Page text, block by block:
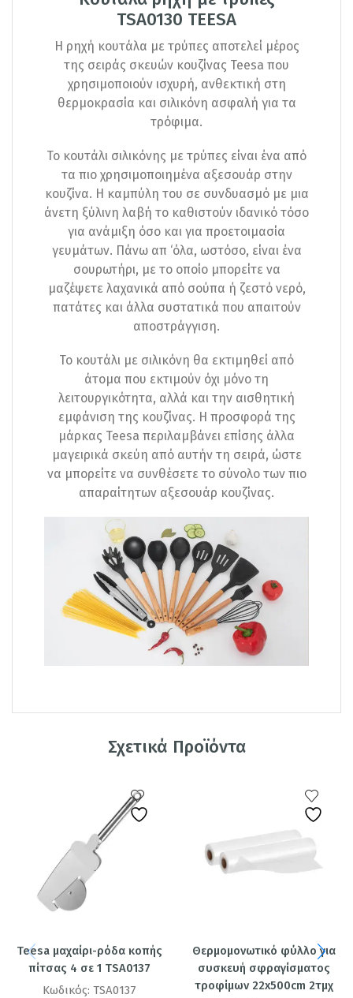
TSA0130 TEESA
Η ρηχή κουτάλα με τρύπες αποτελεί μέρος
της σειράς σκευών κουζίνας Teesa που
χρησιμοποιούν ισχυρή, ανθεκτική στη
θερμοκρασία και σιλικόνη ασφαλή για τα
τρόφιμα.
Το κουτάλι σιλικόνης με τρύπες είναι ένα από
τα πιο χρησιμοποιημένα αξεσουάρ στην
κουζίνα. Η καμπύλη του σε συνδυασμό με μια
άνετη ξύλινη λαβή το καθιστούν ιδανικό τόσο
για ανάμιξη όσο και για προετοιμασία
γευμάτων. Πάνω απ ‘όλα, ωστόσο, είναι ένα
σουρωτήρι, με το οποίο μπορείτε να
μαζέψετε λαχανικά από σούπα ή ζεστό νερό,
πατάτες και άλλα συστατικά που απαιτούν
αποστράγγιση.
Το κουτάλι με σιλικόνη θα εκτιμηθεί από
άτομα που εκτιμούν όχι μόνο τη
λειτουργικότητα, αλλά και την αισθητική
εμφάνιση της κουζίνας. Η προσφορά της
μάρκας Teesa περιλαμβάνει επίσης άλλα
μαγειρικά σκεύη από αυτήν τη σειρά, ώστε
να μπορείτε να συνθέσετε το σύνολο των πιο
απαραίτητων αξεσουάρ κουζίνας.
Σχετικά Προϊόντα
Teesa μαχαίρι-ρόδα κοπής
πίτσας 4 σε 1 TSA0137
Κωδικός: TSA0137
Θερμομονωτικό φύλλο για
συσκευή σφραγίσματος
τροφίμων 22x500cm 2τμχ